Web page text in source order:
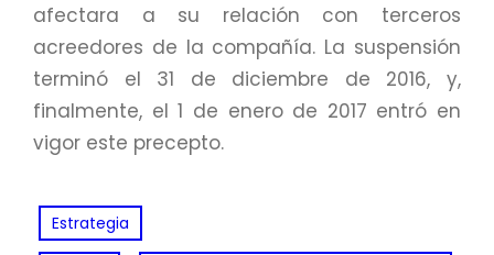
afectara a su relación con terceros
acreedores de la compañía. La suspensión
terminó el 31 de diciembre de 2016, y,
finalmente, el 1 de enero de 2017 entró en
vigor este precepto.
Estrategia